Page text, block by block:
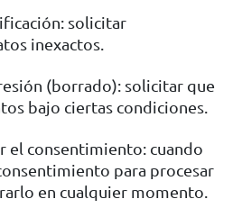
solicitar
inexactos.
(borrado): solicitar que
bajo ciertas condiciones.
el consentimiento: cuando
para procesar
en cualquier momento.